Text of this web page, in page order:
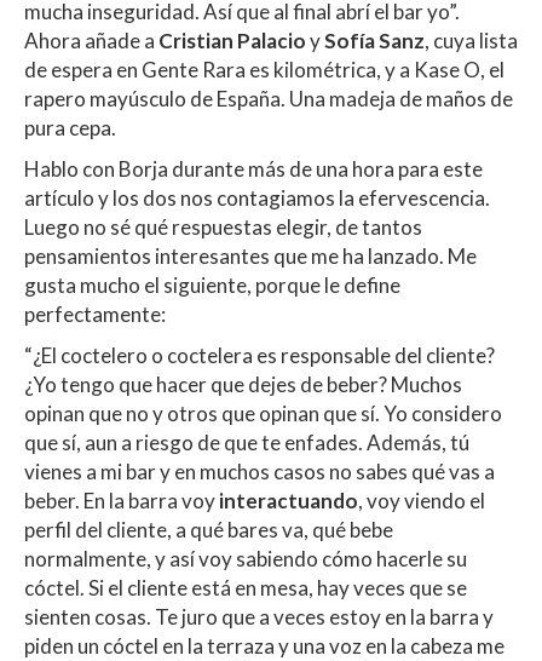
mucha inseguridad. Así que al final abrí el bar yo”.
Ahora añade a Cristian PalacioySofía Sanz, cuya lista
de espera en Gente Rara es kilométrica, y a Kase O, el
rapero mayúsculo de España. Una madeja de maños de
pura cepa.
Hablo con Borja durante más de una hora para este
artículo y los dos nos contagiamos la efervescencia.
Luego no sé qué respuestas elegir, de tantos
pensamientos interesantes que me ha lanzado. Me
gusta mucho el siguiente, porque le define
perfectamente:
“¿El coctelero o coctelera es responsable del cliente?
¿Yo tengo que hacer que dejes de beber? Muchos
opinan que no y otros que opinan que sí. Yo considero
que sí, aun a riesgo de que te enfades. Además, tú
vienes a mi bar y en muchos casos no sabes qué vas a
beber. En la barra voyinteractuando, voy viendo el
perfil del cliente, a qué bares va, qué bebe
normalmente, y así voy sabiendo cómo hacerle su
cóctel. Si el cliente está en mesa, hay veces que se
sienten cosas. Te juro que a veces estoy en la barra y
piden un cóctel en la terraza y una voz en la cabeza me